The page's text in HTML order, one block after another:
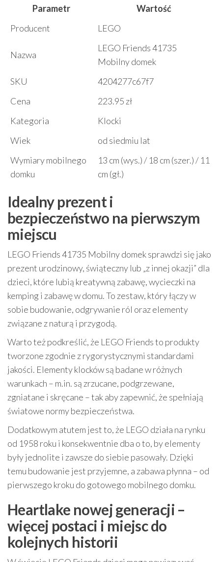
Parametr
Wartość
Producent
LEGO
Nazwa
LEGO Friends 41735
Mobilny domek
SKU
4204277c67f7
Cena
223.95 zł
Kategoria
Klocki
Wiek
od siedmiu lat
Wymiary mobilnego
domku
13 cm (wys.) / 18 cm (szer.) / 11
cm (gł.)
Idealny prezent i
bezpieczeństwo na pierwszym
miejscu
LEGO Friends 41735 Mobilny domek sprawdzi się jako
prezent urodzinowy, świąteczny lub „z innej okazji” dla
dzieci, które lubią kreatywną zabawę, wycieczki na
kemping i zabawę w domu. To zestaw, który łączy w
sobie budowanie, odgrywanie ról oraz elementy
związane z naturą i przygodą.
Warto też podkreślić, że LEGO Friends to produkty
tworzone zgodnie z rygorystycznymi standardami
jakości. Elementy klocków są badane w różnych
warunkach – m.in. są zrzucane, podgrzewane,
zgniatane i skręcane – tak aby zapewnić, że spełniają
światowe normy bezpieczeństwa.
Dodatkowym atutem jest to, że LEGO działa na rynku
od 1958 roku i konsekwentnie dba o to, by elementy
były jednolite i zawsze do siebie pasowały. Dzięki
temu budowanie jest przyjemne, a zabawa płynna – od
pierwszego kroku do gotowego mobilnego domku.
Heartlake nowej generacji –
więcej postaci i miejsc do
kolejnych historii